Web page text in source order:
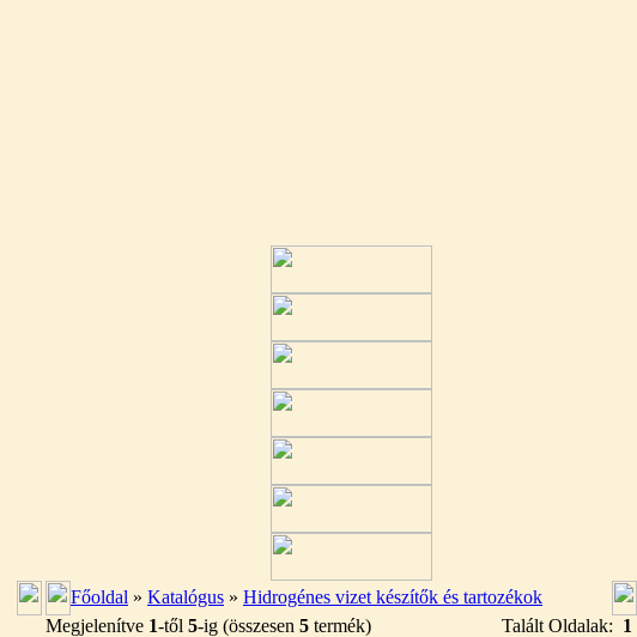
Főoldal » Katalógus » Hidrogénes vizet készítők és tartozékok
Megjelenítve 1-től 5-ig (összesen 5 termék) Talált Oldalak: 1